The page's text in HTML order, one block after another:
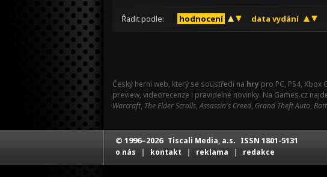
Řadit podle: hodnocení data vydání
Český herní web, který se soustředí na hry pro PC, PS4, Xbox
preview, videorecenze i pravidelné novinky. Na Games.cz
Warcraft, The Elder Scrolls,Assassin's Creed, Grand Theft Auto,
© 1996–2026 Tiscali Media, a.s. ISSN 1801-5131
o nás | kontakt | reklama | redakce